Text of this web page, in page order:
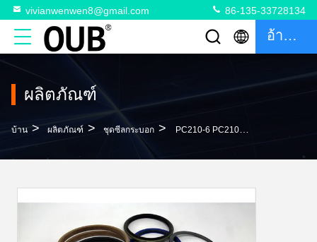
vivianwenwen8@gmail.com 86-135-33728134
อ้างอิง
ผลิตภัณฑ์
บ้าน > ผลิตภัณฑ์ > ชุดซีลกระบอก > PC210-6 PC210LC-6 โอริงทนน้ำมันทนทาน 707-98-45220 ชุดซีลถังบูม 707-98-47600 707-99-57200